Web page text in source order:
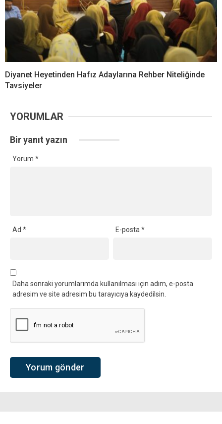
Diyanet Heyetinden Hafız Adaylarına Rehber Niteliğinde
Tavsiyeler
YORUMLAR
Bir yanıt yazın
Yorum *
Ad * E-posta*
Daha sonraki yorumlarımda kullanılması için adım, e-posta
adresim ve site adresim bu tarayıcıya kaydedilsin.